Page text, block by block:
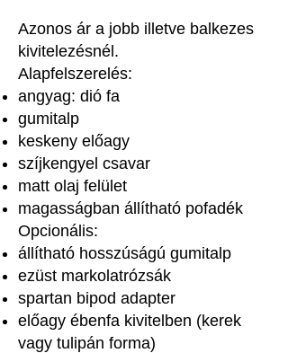
Azonos ár a jobb illetve balkezes
kivitelezésnél.
Alapfelszerelés:
angyag: dió fa
gumitalp
keskeny előagy
szíjkengyel csavar
matt olaj felület
magasságban állítható pofadék
Opcionális:
állítható hosszúságú gumitalp
ezüst markolatrózsák
spartan bipod adapter
előagy ébenfa kivitelben (kerek
vagy tulipán forma)